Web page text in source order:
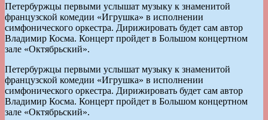
Петербуржцы первыми услышат музыку к знаменитой
французской комедии «Игрушка» в исполнении
симфонического оркестра. Дирижировать будет сам автор
Владимир Косма. Концерт пройдет в Большом концертном
зале «Октябрьский».
Петербуржцы первыми услышат музыку к знаменитой
французской комедии «Игрушка» в исполнении
симфонического оркестра. Дирижировать будет сам автор
Владимир Косма. Концерт пройдет в Большом концертном
зале «Октябрьский».